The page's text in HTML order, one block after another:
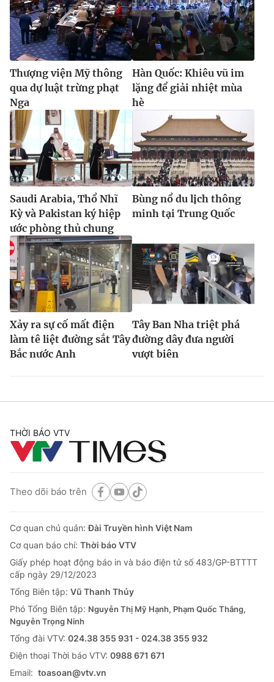
Thượng viện Mỹ thông
qua dự luật trừng phạt
Nga
Hàn Quốc: Khiêu vũ im
lặng để giải nhiệt mùa
hè
Saudi Arabia, Thổ Nhĩ
Kỳ và Pakistan ký hiệp
ước phòng thủ chung
Bùng nổ du lịch thông
minh tại Trung Quốc
Xảy ra sự cố mất điện
làm tê liệt đường sắt Tây
Bắc nước Anh
Tây Ban Nha triệt phá
đường dây đưa người
vượt biên
THỜI BÁO VTV
Theo dõi báo trên
Cơ quan chủ quản:Đài Truyền hình Việt Nam
Cơ quan báo chí: Thời báo VTV
Giấy phép hoạt động báo in và báo điện tử số 483/GP-BTTTT
cấp ngày 29/12/2023
Tổng Biên tập: Vũ Thanh Thủy
Phó Tổng Biên tập: Nguyễn Thị Mỹ Hạnh, Phạm Quốc Thắng,
Nguyễn Trọng Ninh
Tổng đài VTV: 024.38 355 931 - 024.38 355 932
Ðiện thoại Thời báo VTV: 0988 671 671
Email: toasoan@vtv.vn